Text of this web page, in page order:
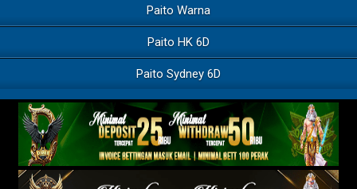
Paito Warna
Paito HK 6D
Paito Sydney 6D